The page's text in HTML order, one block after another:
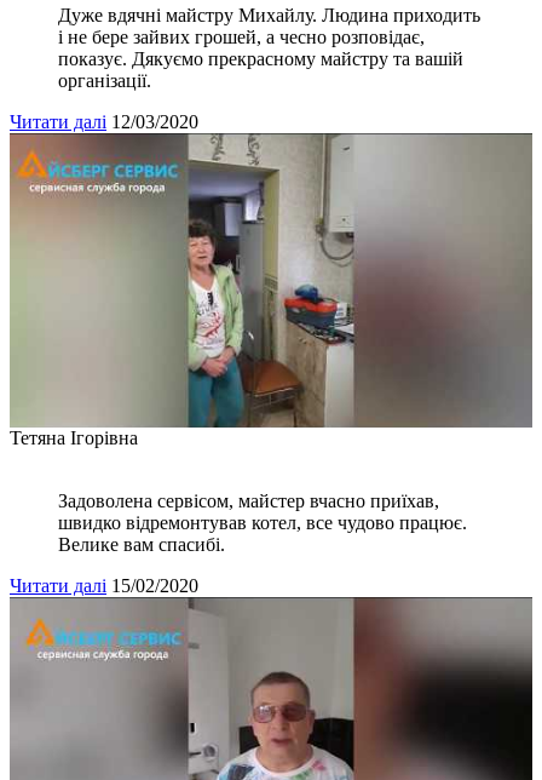
Дуже вдячні майстру Михайлу. Людина приходить
і не бере зайвих грошей, а чесно розповідає,
показує. Дякуємо прекрасному майстру та вашій
організації.
Читати далі 12/03/2020
Тетяна Ігорівна
Задоволена сервісом, майстер вчасно приїхав,
швидко відремонтував котел, все чудово працює.
Велике вам спасибі.
Читати далі 15/02/2020